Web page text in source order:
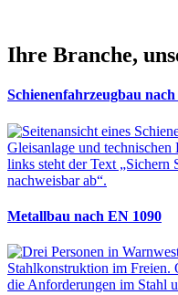
Ihre Branche,
Schienenfahrzeugbau
Metallbau nach EN 1090